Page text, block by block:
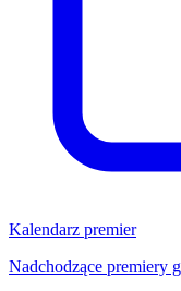
Kalendarz premier
Nadchodzące premiery